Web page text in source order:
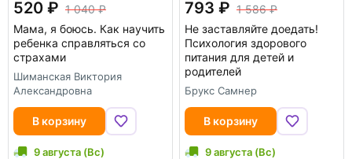
520
1 040
Мама, я боюсь. Как научить
ребенка справляться со
страхами
Шиманская Виктория
Александровна
В корзину
9 августа (Вс)
793
1 586
Не заставляйте доедать!
Психология здорового
питания для детей и
родителей
Брукс Самнер
В корзину
9 августа (Вс)